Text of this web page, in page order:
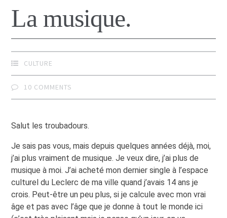
La musique.
CULTURE
10 COMMENTS
Salut les troubadours.
Je sais pas vous, mais depuis quelques années déjà, moi,
j’ai plus vraiment de musique. Je veux dire, j’ai plus de
musique à moi. J’ai acheté mon dernier single à l’espace
culturel du Leclerc de ma ville quand j’avais 14 ans je
crois. Peut-être un peu plus, si je calcule avec mon vrai
âge et pas avec l’âge que je donne à tout le monde ici